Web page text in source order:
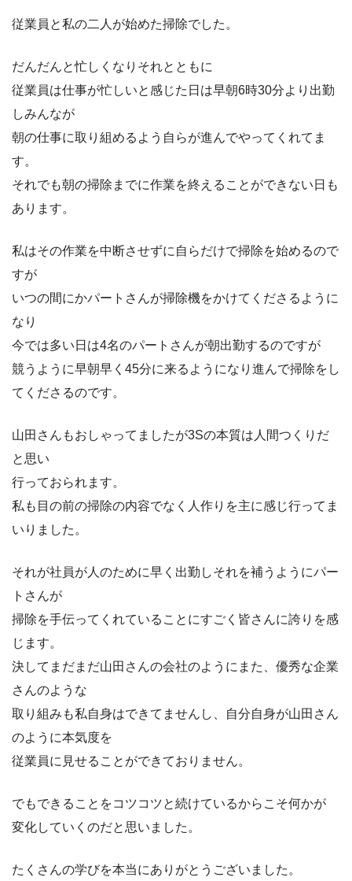
従業員と私の二人が始めた掃除でした。
だんだんと忙しくなりそれとともに
従業員は仕事が忙しいと感じた日は早朝6時30分より出勤
しみんなが
朝の仕事に取り組めるよう自らが進んでやってくれてま
す。
それでも朝の掃除までに作業を終えることができない日も
あります。
私はその作業を中断させずに自らだけで掃除を始めるので
すが
いつの間にかパートさんが掃除機をかけてくださるように
なり
今では多い日は4名のパートさんが朝出勤するのですが
競うように早朝早く45分に来るようになり進んで掃除をし
てくださるのです。
山田さんもおしゃってましたが3Sの本質は人間つくりだ
と思い
行っておられます。
私も目の前の掃除の内容でなく人作りを主に感じ行ってま
いりました。
それが社員が人のために早く出勤しそれを補うようにパー
トさんが
掃除を手伝ってくれていることにすごく皆さんに誇りを感
じます。
決してまだまだ山田さんの会社のようにまた、優秀な企業
さんのような
取り組みも私自身はできてませんし、自分自身が山田さん
のように本気度を
従業員に見せることができておりません。
でもできることをコツコツと続けているからこそ何かが
変化していくのだと思いました。
たくさんの学びを本当にありがとうございました。